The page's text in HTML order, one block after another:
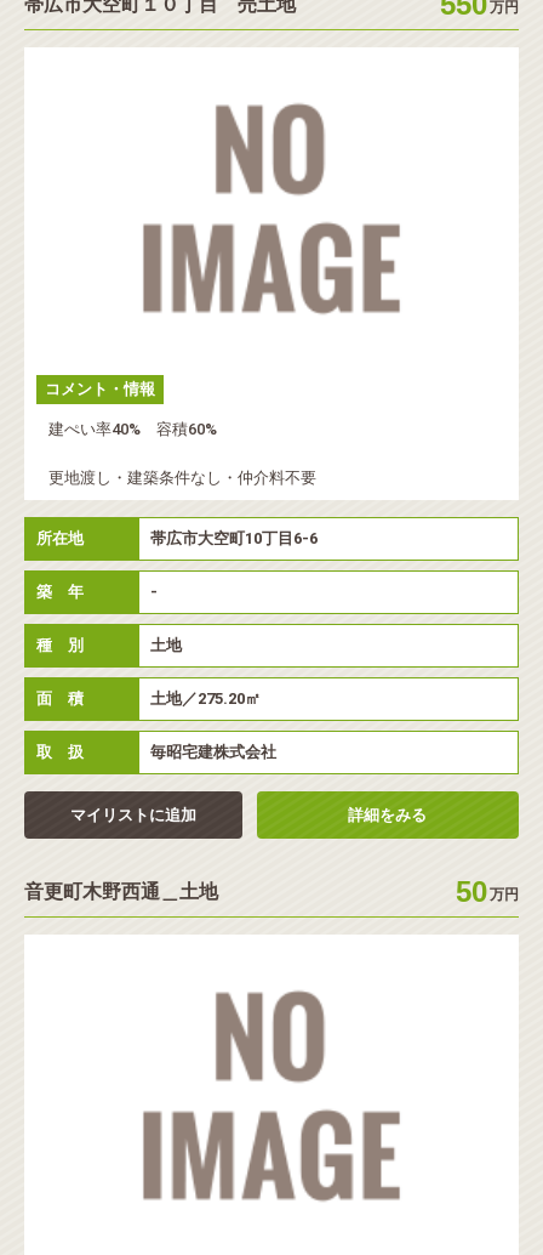
帯広市大空町１０丁目 売土地 万円
コメント・情報
建ぺい率40% 容積60%
更地渡し・建築条件なし・仲介料不要
所在地 帯広市大空町10丁目6-6
築 年 -
種 別 土地
面 積 土地／275.20㎡
取 扱 毎昭宅建株式会社
マイリストに追加 詳細をみる
音更町木野西通＿土地 50万円